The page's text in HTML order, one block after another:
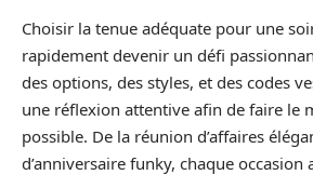
Choisir la tenue adéquate pour une
rapidement devenir un défi
des options, des styles, et des codes
une réflexion attentive afin de faire le
possible. De la réunion d’affaires
d’anniversaire funky, chaque occasion